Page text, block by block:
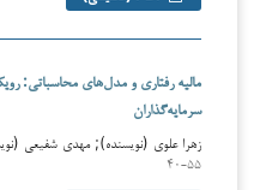
مالیه رفتاری و مدل‌های محاسباتی:
سرمایه‌گذاران
زهرا علوی (نویسنده); مهدی شفیعی
۴۰-۵۵